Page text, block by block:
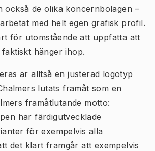
också de olika koncernbolagen –
med helt egen grafisk profil.
för utomstående att uppfatta att
hänger ihop.
är alltså en justerad logotyp
lutats framåt som en
framåtlutande motto:
har färdigutvecklade
för exempelvis alla
det klart framgår att exempelvis